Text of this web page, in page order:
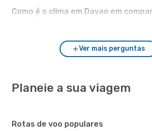
Como é o clima em Davao em
Ver mais perguntas
Planeie a sua viagem
Rotas de voo populares